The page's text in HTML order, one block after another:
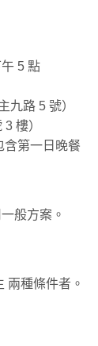
5 點
九路 5 號）
樓）
含第一日晚餐
般方案。
種條件者。